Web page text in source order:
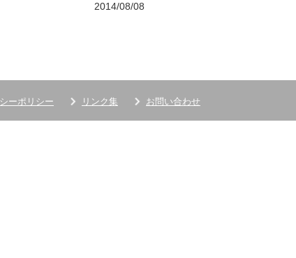
2014/08/08
ーポリシー リンク集 お問い合わせ